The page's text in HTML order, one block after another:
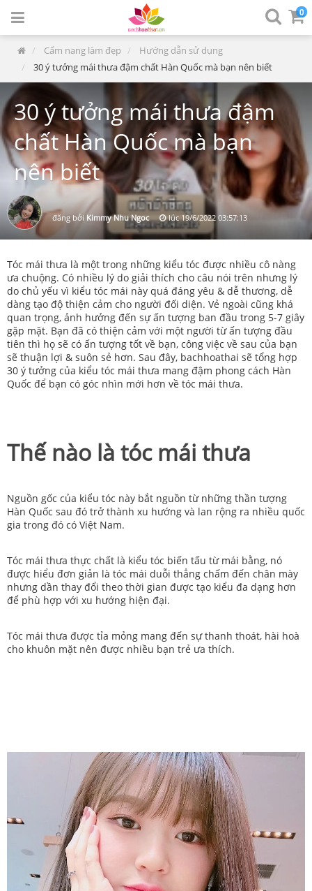
0
Cẩm nang làm đẹp
Hướng dẫn sử dụng
30 ý tưởng mái thưa đậm chất Hàn Quốc mà bạn nên biết
30 ý tưởng mái thưa đậm
chất Hàn Quốc mà bạn
nên biết
đăng bởi Kimmy Nhu Ngoc lúc19/6/2022 03:57:13
Tóc mái thưa là một trong những kiểu tóc được nhiều cô nàng
ưa chuộng. Có nhiều lý do giải thích cho câu nói trên nhưng lý
do chủ yếu vì kiểu tóc mái này quá đáng yêu & dễ thương, dễ
dàng tạo độ thiện cảm cho người đối diện. Vẻ ngoài cũng khá
quan trọng, ảnh hưởng đến sự ấn tượng ban đầu trong 5-7 giây
gặp mặt. Bạn đã có thiện cảm với một người từ ấn tượng đầu
tiên thì họ sẽ có ấn tượng tốt về bạn, công việc về sau của bạn
sẽ thuận lợi & suôn sẻ hơn. Sau đây, bachhoathai sẽ tổng hợp
30 ý tưởng của kiểu tóc mái thưa mang đậm phong cách Hàn
Quốc để bạn có góc nhìn mới hơn về tóc mái thưa.
Thế nào là tóc mái thưa
Nguồn gốc của kiểu tóc này bắt nguồn từ những thần tượng
Hàn Quốc sau đó trở thành xu hướng và lan rộng ra nhiều quốc
gia trong đó có Việt Nam.
Tóc mái thưa thực chất là kiểu tóc biến tấu từ mái bằng, nó
được hiểu đơn giản là tóc mái duỗi thẳng chấm đến chân mày
nhưng dần thay đổi theo thời gian được tạo kiểu đa dạng hơn
để phù hợp với xu hướng hiện đại.
Tóc mái thưa được tỉa mỏng mang đến sự thanh thoát, hài hoà
cho khuôn mặt nên được nhiều bạn trẻ ưa thích.